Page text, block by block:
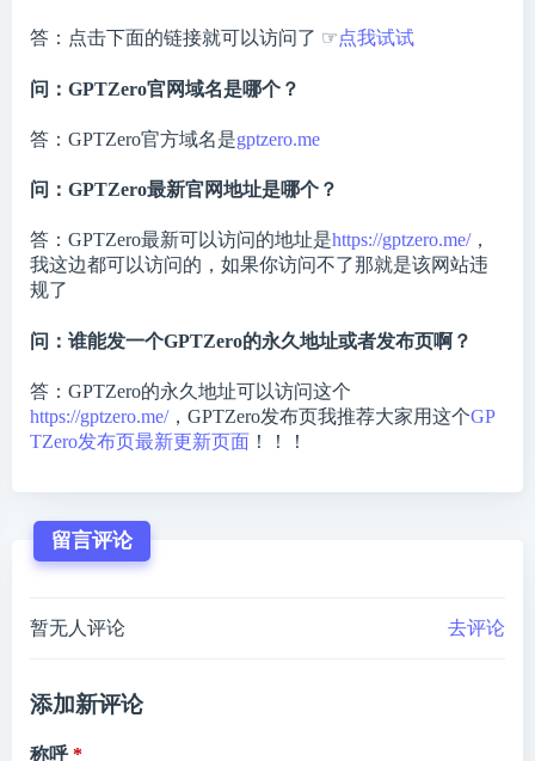
答：点击下面的链接就可以访问了 ☞点我试试
问：GPTZero官网域名是哪个？
答：GPTZero官方域名是gptzero.me
问：GPTZero最新官网地址是哪个？
答：GPTZero最新可以访问的地址是https://gptzero.me/，
我这边都可以访问的，如果你访问不了那就是该网站违
规了
问：谁能发一个GPTZero的永久地址或者发布页啊？
答：GPTZero的永久地址可以访问这个
https://gptzero.me/，GPTZero发布页我推荐大家用这个GP
TZero发布页最新更新页面 ！！！
留言评论
暂无人评论 去评论
添加新评论
称呼